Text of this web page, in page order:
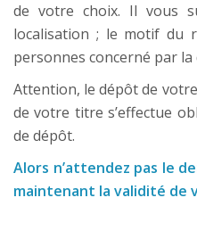
de votre choix. Il vous
localisation ; le motif du
personnes concerné par la
Attention, le dépôt de
de votre titre s’effectue
de dépôt.
Alors n’attendez pas le
maintenant la validité de